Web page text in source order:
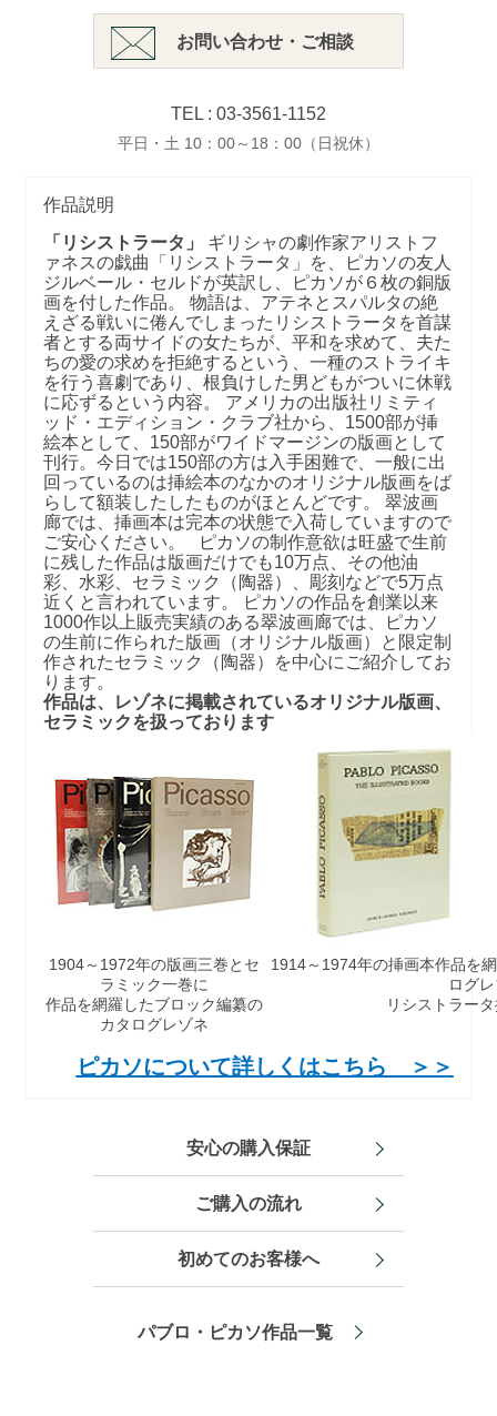
お問い合わせ・ご相談
TEL : 03-3561-1152
平日・土 10：00～18：00（日祝休）
作品説明
「リシストラータ」
ギリシャの劇作家アリストフ
ァネスの戯曲「リシストラータ」を、ピカソの友人
ジルベール・セルドが英訳し、ピカソが６枚の銅版
画を付した作品。 物語は、アテネとスパルタの絶
えざる戦いに倦んでしまったリシストラータを首謀
者とする両サイドの女たちが、平和を求めて、夫た
ちの愛の求めを拒絶するという、一種のストライキ
を行う喜劇であり、根負けした男どもがついに休戦
に応ずるという内容。 アメリカの出版社リミティ
ッド・エディション・クラブ社から、1500部が挿
絵本として、150部がワイドマージンの版画として
刊行。今日では150部の方は入手困難で、一般に出
回っているのは挿絵本のなかのオリジナル版画をば
らして額装したしたものがほとんどです。 翠波画
廊では、挿画本は完本の状態で入荷していますので
ご安心ください。 ピカソの制作意欲は旺盛で生前
に残した作品は版画だけでも10万点、その他油
彩、水彩、セラミック（陶器）、彫刻などで5万点
近くと言われています。 ピカソの作品を創業以来
1000作以上販売実績のある翠波画廊では、ピカソ
の生前に作られた版画（オリジナル版画）と限定制
作されたセラミック（陶器）を中心にご紹介してお
ります。
作品は、レゾネに掲載されているオリジナル版画、
セラミックを扱っております
1904～1972年の版画三巻とセ
ラミック一巻に
作品を網羅したブロック編纂の
カタログレゾネ
1914～1974年の挿画本作品を
ログ
リシストラー
ピカソについて詳しくはこちら ＞＞
安心の購入保証
ご購入の流れ
初めてのお客様へ
パブロ・ピカソ作品一覧